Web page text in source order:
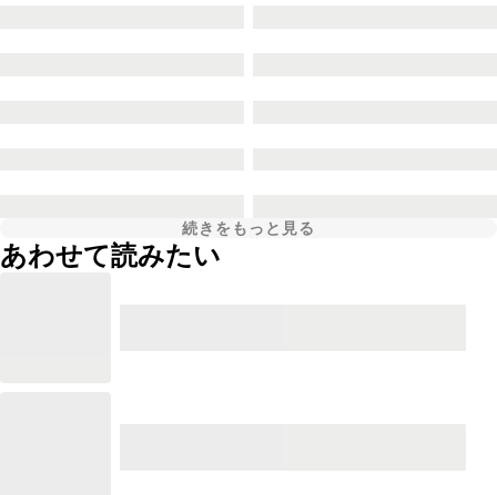
続きをもっと見る
あわせて読みたい